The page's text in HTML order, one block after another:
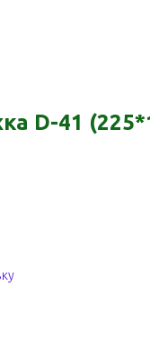
D-41